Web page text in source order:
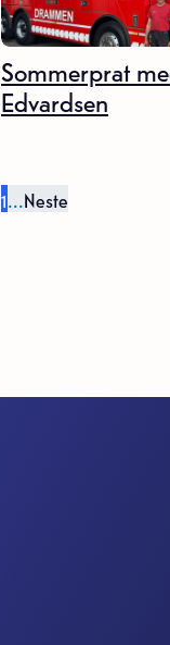
Sommerprat
Edvardsen
1...Neste